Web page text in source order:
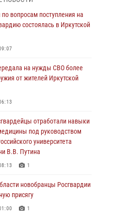
07:44 4
Росгвардии из Иркутска
07:14 3
04:55
безопасность
Дню Воздушно-
в Иркутской области
Братска присоединились к
«От сердца к сердцу»
вопросам поступления на
состоялась в Иркутской
на нужды СВО более
от жителей Иркутской
отработали навыки
под руководством
университета
В.В. Путина
1
новобранцы Росгвардии
присягу
1